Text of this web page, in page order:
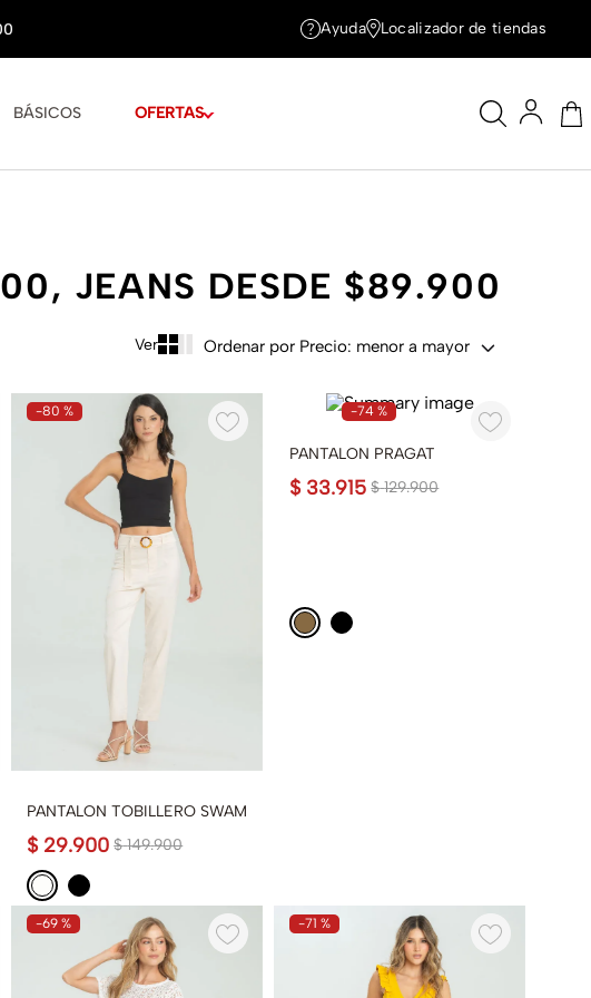
BÁSICOS OFERTAS
Ayuda Localizador de tiendas
JEANS DESDE $89.900
Ordenar por Precio: menor a mayor
-80 %
PANTALON TOBILLERO SWAM
$ 149.900
$ 29.900
-74 %
PANTALON PRAGAT
$ 129.900
$ 33.915
-69 % -71 %